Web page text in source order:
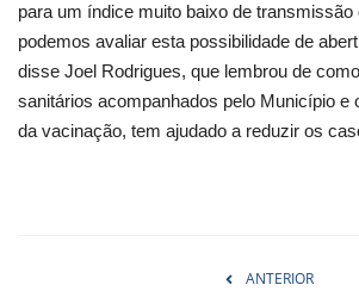
para um índice muito baixo de
podemos avaliar esta possibilidade de
disse Joel Rodrigues, que lembrou de
sanitários acompanhados pelo Município e
da vacinação, tem ajudado a reduzir os
ANTERIOR